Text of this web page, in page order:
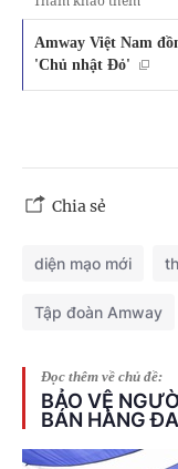
Amway Việt Nam
'Chủ nhật Đỏ'
Chia sẻ
diện mạo mới
Tập đoàn Amway
Đọc thêm về chủ đề:
BẢO VỆ
BÁN HÀNG